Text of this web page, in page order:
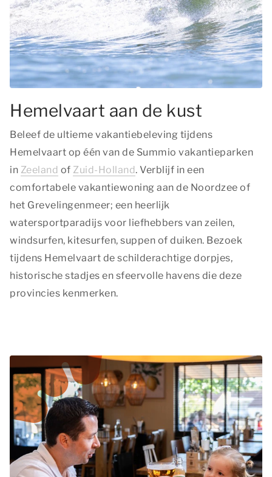
Hemelvaart aan de kust
Beleef de ultieme vakantiebeleving tijdens
Hemelvaart op één van de Summio vakantieparken
in Zeeland of Zuid-Holland. Verblijf in een
comfortabele vakantiewoning aan de Noordzee of
het Grevelingenmeer; een heerlijk
watersportparadijs voor liefhebbers van zeilen,
windsurfen, kitesurfen, suppen of duiken. Bezoek
tijdens Hemelvaart de schilderachtige dorpjes,
historische stadjes en sfeervolle havens die deze
provincies kenmerken.